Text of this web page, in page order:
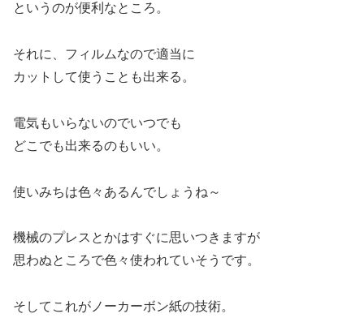
というのが便利なところ。
それに、フィルムなので適当に
カットして使うことも出来る。
電気もいらないのでいつでも
どこでも出来るのもいい。
使いみちは色々あるんでしょうね～
機械のプレスとかはすぐに思いつきますが
思わぬところで色々使われていそうです。
そしてこれがノーカーボン紙の技術。